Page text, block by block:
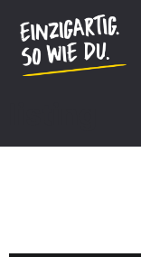
springen